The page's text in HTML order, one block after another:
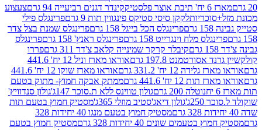
פלסטיק
קינדר דגנים רביעייה 94 גרם
צעצוע
לקקן סיסי סטיקס פינגווין תות 9 גרם
פרינגלס פילי
פרינגלס הכל בייגל 158 גרם
פרינגלס שמנת בצל צדר
מלח וינגרייט 158 גרם
פרינגלס ראנץ' 158 גרם
פרינגלס
קיבלר קרקר שמינייה קלאב צ'דר 311 גרם
פררו
197.8 גרם
אוראו מארז וניל 12 יח' 441.6
12 יח' 331.2 גרם
אוראו מארז שוקו 12 יח' 441.6
12 יח' 441.6 גרם
ממתק אבקה חמוץ- מתוק בטעם
נוטלה 200 גרם
גולון טווינס ללא ת.סוכר 147ג'
גולון סנדוויץ'
250ג'
גולון דיאג'סטיב מוזלי 365ג'
מסטיק חמוץ בטעם תות
מסטיק חמוץ בטעם מנגו 40 יחידות 328
בטעמים שונים 40 יחידות 328 גרם
מסטיק חמוץ בטעם